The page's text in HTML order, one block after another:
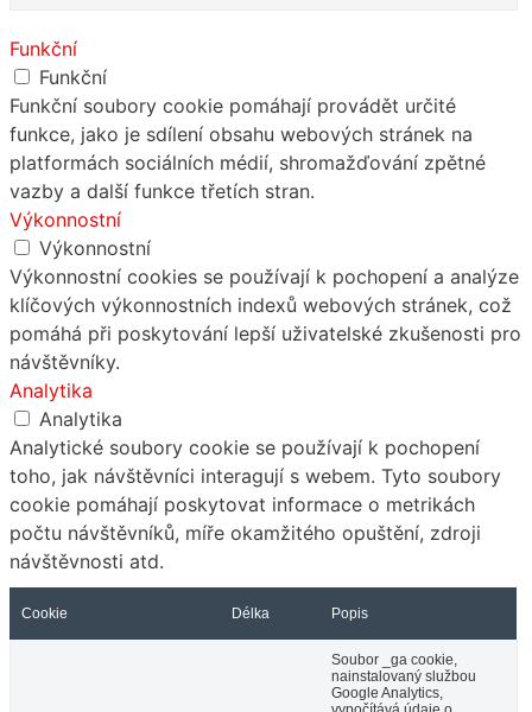
Funkční
Funkční
Funkční soubory cookie pomáhají provádět určité
funkce, jako je sdílení obsahu webových stránek na
platformách sociálních médií, shromažďování zpětné
vazby a další funkce třetích stran.
Výkonnostní
Výkonnostní
Výkonnostní cookies se používají k pochopení a analýze
klíčových výkonnostních indexů webových stránek, což
pomáhá při poskytování lepší uživatelské zkušenosti pro
návštěvníky.
Analytika
Analytika
Analytické soubory cookie se používají k pochopení
toho, jak návštěvníci interagují s webem. Tyto soubory
cookie pomáhají poskytovat informace o metrikách
počtu návštěvníků, míře okamžitého opuštění, zdroji
návštěvnosti atd.
Cookie Délka Popis
Soubor _ga cookie,
nainstalovaný službou
Google Analytics,